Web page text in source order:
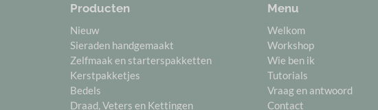
Producten
Nieuw
Sieraden handgemaakt
Zelfmaak en starterspakketten
Kerstpakketjes
Bedels
Draad, Veters en Kettingen
Menu
Welkom
Workshop
Wie ben ik
Tutorials
Vraag en antwoord
Contact